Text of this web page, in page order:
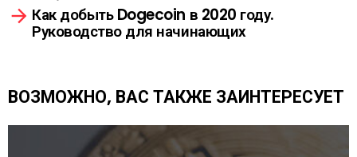
р
е
щ
е
Как добыть Dogecoin в 2020 году.
Руководство для начинающих
ВОЗМОЖНО, ВАС ТАКЖЕ ЗАИНТЕРЕСУЕТ